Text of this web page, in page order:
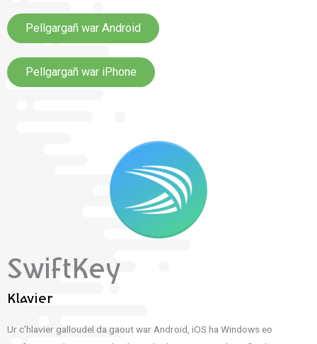
Pellgargañ war Android
Pellgargañ war iPhone
SwiftKey
Klavier
Ur c’hlavier galloudel da gaout war Android, iOS ha Windows eo